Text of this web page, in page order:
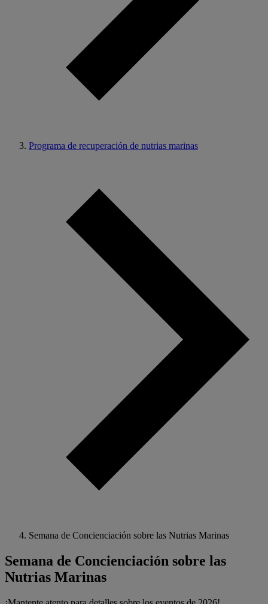
Programa de recuperación de nutrias marinas
Semana de Concienciación sobre las Nutrias Marinas
Semana de Concienciación sobre las
Nutrias Marinas